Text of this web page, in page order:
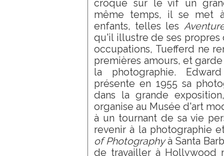
croque sur le vif un
même temps, il se met
enfants, telles les
qu'il illustre de ses propres
occupations, Tuefferd ne
premières amours, et
la photographie.
présente en 1955 sa
dans la grande
organise au Musée d'art
à un tournant de sa vie
revenir à la photographie
of Photographyà Santa
de travailler à Hollywood